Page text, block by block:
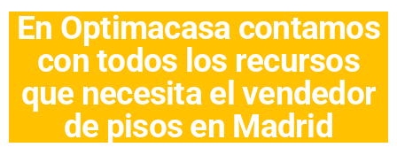
En Optimacasa contamos
con todos los recursos
que necesita el vendedor
de pisos en Madrid